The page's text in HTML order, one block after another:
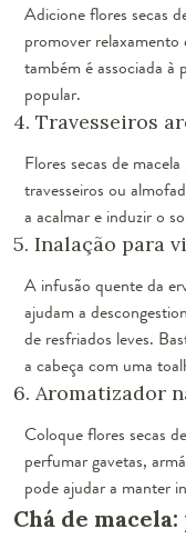
Adicione flores secas
promover relaxamento
também é associada à
popular.
4. Travesseiros
Flores secas de
travesseiros ou
a acalmar e induzir o
5. Inalação para
A infusão quente da
ajudam a
de resfriados leves.
a cabeça com uma
6. Aromatizador
Coloque flores secas
perfumar gavetas,
pode ajudar a manter
Chá de